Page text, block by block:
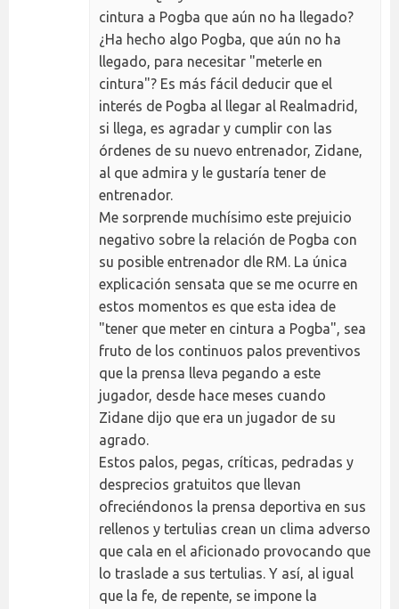
cintura a Pogba que aún no ha llegado?
¿Ha hecho algo Pogba, que aún no ha
llegado, para necesitar "meterle en
cintura"? Es más fácil deducir que el
interés de Pogba al llegar al Realmadrid,
si llega, es agradar y cumplir con las
órdenes de su nuevo entrenador, Zidane,
al que admira y le gustaría tener de
entrenador.
Me sorprende muchísimo este prejuicio
negativo sobre la relación de Pogba con
su posible entrenador dle RM. La única
explicación sensata que se me ocurre en
estos momentos es que esta idea de
"tener que meter en cintura a Pogba", sea
fruto de los continuos palos preventivos
que la prensa lleva pegando a este
jugador, desde hace meses cuando
Zidane dijo que era un jugador de su
agrado.
Estos palos, pegas, críticas, pedradas y
desprecios gratuitos que llevan
ofreciéndonos la prensa deportiva en sus
rellenos y tertulias crean un clima adverso
que cala en el aficionado provocando que
lo traslade a sus tertulias. Y así, al igual
que la fe, de repente, se impone la